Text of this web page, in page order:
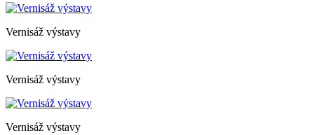
Vernisáž výstavy
Vernisáž výstavy
Vernisáž výstavy